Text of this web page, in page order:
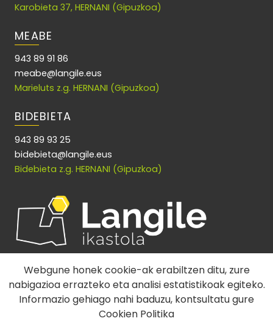
Karobieta 37, HERNANI (Gipuzkoa)
MEABE
943 89 91 86
meabe@langile.eus
Marieluts z.g. HERNANI (Gipuzkoa)
BIDEBIETA
943 89 93 25
bidebieta@langile.eus
Bidebieta z.g. HERNANI (Gipuzkoa)
Webgune honek cookie-ak erabiltzen ditu, zure
nabigazioa errazteko eta analisi estatistikoak egiteko.
Informazio gehiago nahi baduzu, kontsultatu gure
Cookien Politika